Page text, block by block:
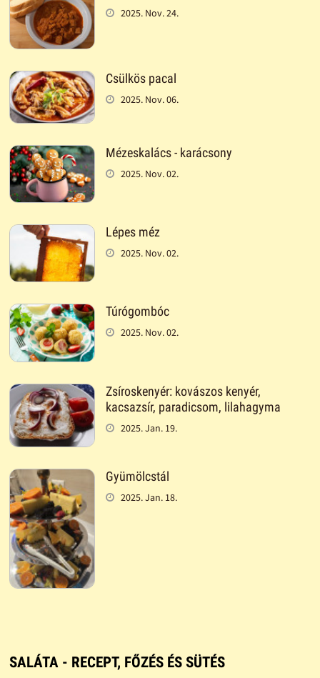
2025. Nov. 24.
Csülkös pacal
2025. Nov. 06.
Mézeskalács - karácsony
2025. Nov. 02.
Lépes méz
2025. Nov. 02.
Túrógombóc
2025. Nov. 02.
Zsíroskenyér: kovászos kenyér,
kacsazsír, paradicsom, lilahagyma
2025. Jan. 19.
Gyümölcstál
2025. Jan. 18.
SALÁTA - RECEPT, FŐZÉS ÉS SÜTÉS